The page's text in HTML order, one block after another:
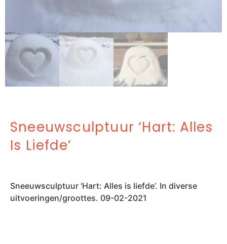
Sneeuwsculptuur ‘Hart: Alles
Is Liefde’
Sneeuwsculptuur ‘Hart: Alles is liefde’. In diverse
uitvoeringen/groottes. 09-02-2021